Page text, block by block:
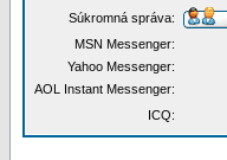
Súkromná správa:
MSN Messenger:
Yahoo Messenger:
AOL Instant Messenger:
ICQ: